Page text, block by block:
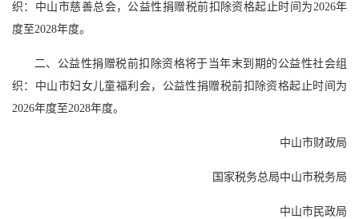
织：中山市慈善总会，公益性捐赠税前扣除资格起止时间为2026年
度至2028年度。
二、公益性捐赠税前扣除资格将于当年末到期的公益性社会组
织：中山市妇女儿童福利会，公益性捐赠税前扣除资格起止时间为
2026年度至2028年度。
中山市财政局
国家税务总局中山市税务局
中山市民政局